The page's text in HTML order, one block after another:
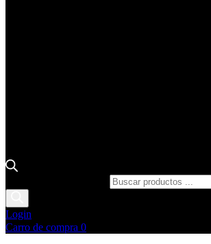
Login
Carro de compra 0